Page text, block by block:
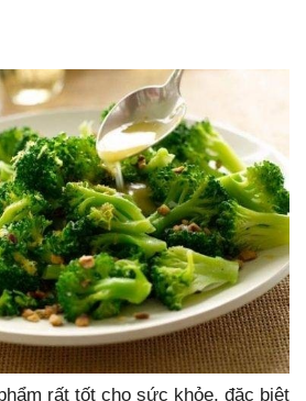
rất tốt cho sức khỏe, đặc biệt